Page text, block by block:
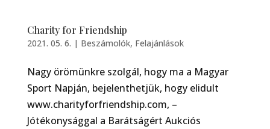
Charity for Friendship
2021. 05. 6. | Beszámolók, Felajánlások
Nagy örömünkre szolgál, hogy ma a Magyar
Sport Napján, bejelenthetjük, hogy elidult
www.charityforfriendship.com, –
Jótékonysággal a Barátságért Aukciós